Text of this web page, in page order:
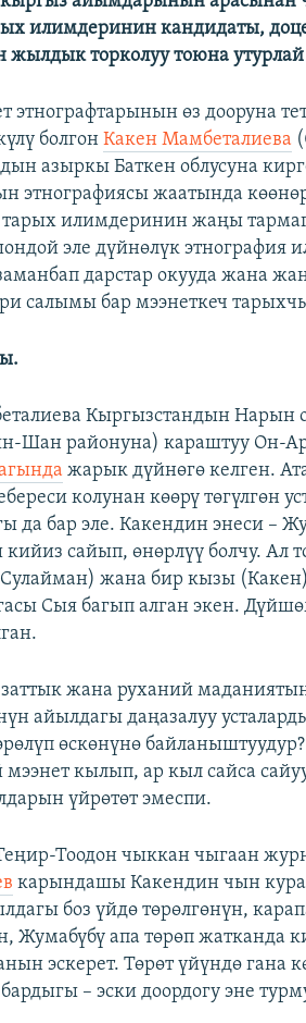
илимдеринин кандидаты,
жылдык торколуу тоюна
этнографтарынын өз дооруна
болгон Какен Мамбеталиева
азыркы Баткен облусуна
этнографиясы жаатында
тарых илимдеринин жаңы
эле дүйнөлүк
дарстар окууда жана
салымы бар мээнеткеч
Кыргызстандын Нарын
Шан районуна) караштуу Он-
жарык дүйнөгө келген.
колунан көөрү төгүлгөн
да бар эле. Какендин энеси –
сайып, өнөрлүү болчу. Ал
жана бир кызы
Сыя багып алган экен.
жана руханий
айылдагы даңазалуу
өскөнүнө
мээнет кылып, ар кыл сайса
үйрөтөт эмеспи.
Тоодон чыккан чыгаан
карындашы Какендин чын
боз үйдө төрөлгөнүн,
Жумабүбү апа төрөп жатканда
эскерет. Төрөт үйүндө гана
– эски доордогу эне